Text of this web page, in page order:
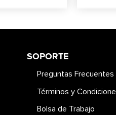
SOPORTE
Preguntas Frecuentes
Términos y
Bolsa de Trabajo